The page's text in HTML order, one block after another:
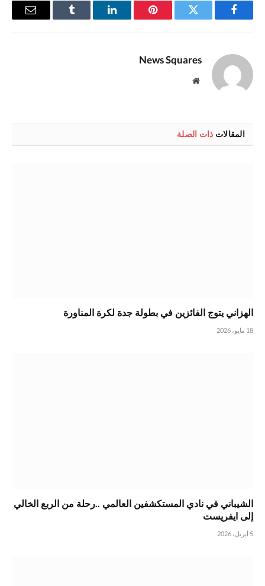
فيسبوك تويتر بينتيريستلينكدإن Tumblr
البريد
News Squares
موقع
المقالات ذات الصلة
الهزاني يتوج الفائزين في بطولة جدة لكرة المناورة
18 مايو، 2026
الشيباني في نادي المستكشفين العالمي ..رحلة من الربع الخالي
إلى ايفريست
5 أبريل، 2026